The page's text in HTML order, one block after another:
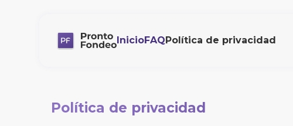
InicioFAQPolítica de privacidad
Política de privacidad